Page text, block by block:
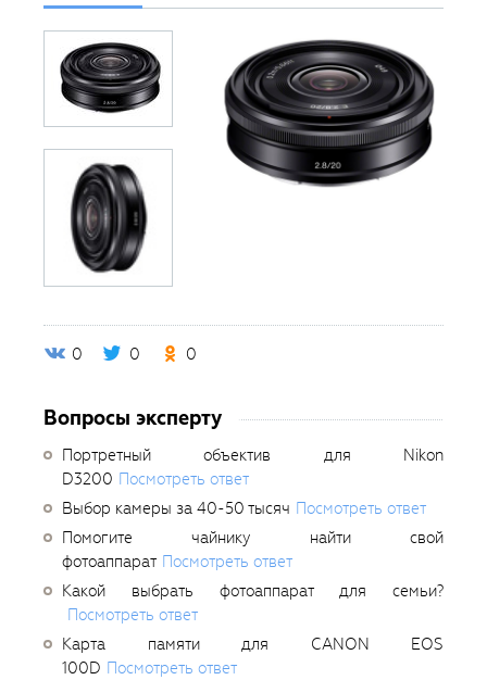
0 0 0
Вопросы эксперту
Портретный объектив для Nikon
D3200 Посмотреть ответ
Выбор камеры за 40-50 тысяч Посмотреть ответ
Помогите чайнику найти свой
фотоаппарат Посмотреть ответ
Какой выбрать фотоаппарат для семьи?
Посмотреть ответ
Карта памяти для CANON EOS
100D Посмотреть ответ